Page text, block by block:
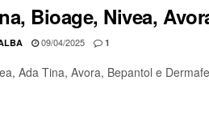
Bioage, Nivea,
09/04/2025 1
Ada Tina, Avora, Bepantol e